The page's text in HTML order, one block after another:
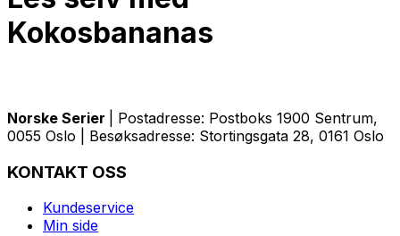
Kokosbananas
Norske Serier
| Postadresse: Postboks 1900 Sentrum,
0055 Oslo | Besøksadresse: Stortingsgata 28, 0161 Oslo
KONTAKT OSS
Kundeservice
Min side